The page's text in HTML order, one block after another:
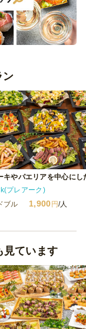
ン
プレアーク)
ブル
1,900円/人
見ています